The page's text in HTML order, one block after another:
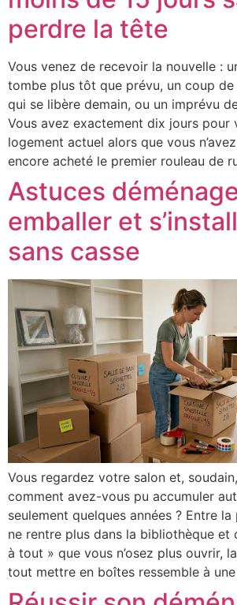
perdre la tête
Vous venez de recevoir la nouvelle :
tombe plus tôt que prévu, un coup
qui se libère demain, ou un imprévu
Vous avez exactement dix jours pour
logement actuel alors que vous
encore acheté le premier rouleau de
Astuces
emballer et
sans casse
Vous regardez votre salon et,
comment avez-vous pu accumuler
seulement quelques années ? Entre
ne rentre plus dans la bibliothèque et
à tout » que vous n’osez plus ouvrir,
tout mettre en boîtes ressemble à